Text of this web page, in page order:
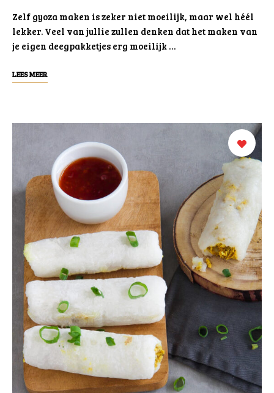
Zelf gyoza maken is zeker niet moeilijk, maar wel héél
lekker. Veel van jullie zullen denken dat het maken van
je eigen deegpakketjes erg moeilijk …
LEES MEER